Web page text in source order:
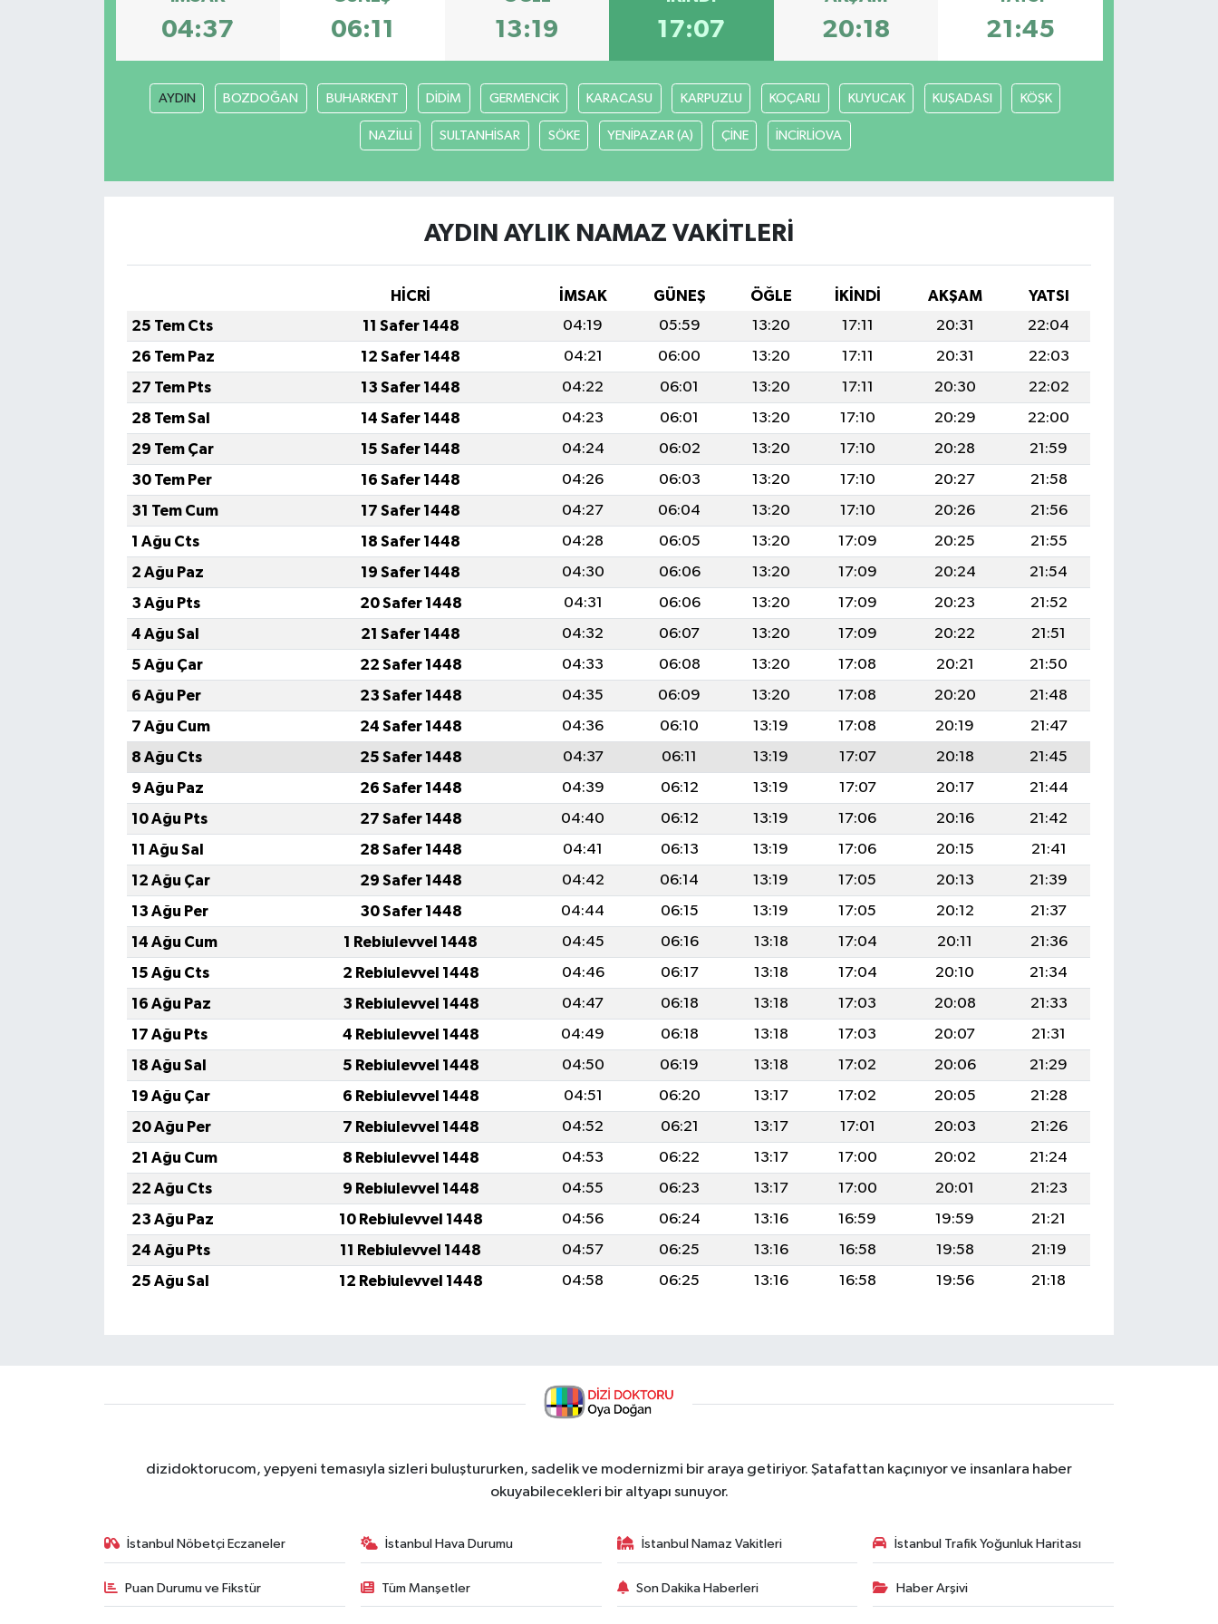
04:37 06:11 13:19 17:07 20:18 21:45
AYDIN BOZDOĞAN BUHARKENT DİDİM GERMENCİK KARACASU KARPUZLU KOÇARLI KUYUCAK KUŞADASI KÖŞK
NAZİLLİ SULTANHİSAR SÖKE YENİPAZAR (A) ÇİNE İNCİRLİOVA
AYDIN AYLIK NAMAZ VAKITLERI
HİCRİ İMSAK GÜNEŞ ÖĞLE İKINDI AKŞAM
YATSI
25 Tem Cts
11 Safer 1448 04:19 05:59 13:20 17:11 20:31
22:04
26 Tem Paz
12 Safer 1448 04:21 06:00 13:20 17:11 20:31
22:03
27 Tem Pts
13 Safer 1448 04:22 06:01 13:20 17:11 20:30
22:02
28 Tem Sal
14 Safer 1448 04:23 06:01 13:20 17:10 20:29
22:00
29 Tem Çar
15 Safer 1448 04:24 06:02 13:20 17:10 20:28
21:59
30 Tem Per
16 Safer 1448 04:26 06:03 13:20 17:10 20:27
21:58
31 Tem Cum
17 Safer 1448 04:27 06:04 13:20 17:10 20:26
21:56
1 Ağu Cts
18 Safer 1448 04:28 06:05 13:20 17:09 20:25
21:55
2 Ağu Paz
19 Safer 1448 04:30 06:06 13:20 17:09 20:24
21:54
3 Ağu Pts
20 Safer 1448 04:31 06:06 13:20 17:09 20:23
21:52
4 Ağu Sal
21 Safer 1448 04:32 06:07 13:20 17:09 20:22
21:51
5 Ağu Çar
22 Safer 1448 04:33 06:08 13:20 17:08 20:21
21:50
6 Ağu Per
23 Safer 1448 04:35 06:09 13:20 17:08 20:20
21:48
7 Ağu Cum
24 Safer 1448 04:36 06:10 13:19 17:08 20:19
21:47
8 Ağu Cts
25 Safer 1448 04:37 06:11 13:19 17:07 20:18
21:45
9 Ağu Paz
26 Safer 1448 04:39 06:12 13:19 17:07 20:17
21:44
10 Ağu Pts
27 Safer 1448 04:40 06:12 13:19 17:06 20:16
21:42
11 Ağu Sal
28 Safer 1448 04:41 06:13 13:19 17:06 20:15
21:41
12 Ağu Çar
29 Safer 1448 04:42 06:14 13:19 17:05 20:13
21:39
13 Ağu Per
30 Safer 1448 04:44 06:15 13:19 17:05 20:12
21:37
14 Ağu Cum
1 Rebiulevvel 1448 04:45 06:16 13:18 17:04 20:11
21:36
15 Ağu Cts
2 Rebiulevvel 1448 04:46 06:17 13:18 17:04 20:10
21:34
16 Ağu Paz
3 Rebiulevvel 1448 04:47 06:18 13:18 17:03 20:08
21:33
17 Ağu Pts
4 Rebiulevvel 1448 04:49 06:18 13:18 17:03 20:07
21:31
18 Ağu Sal
5 Rebiulevvel 1448 04:50 06:19 13:18 17:02 20:06
21:29
19 Ağu Çar
6 Rebiulevvel 1448 04:51 06:20 13:17 17:02 20:05
21:28
20 Ağu Per
7 Rebiulevvel 1448 04:52 06:21 13:17 17:01 20:03
21:26
21 Ağu Cum
8 Rebiulevvel 1448 04:53 06:22 13:17 17:00 20:02
21:24
22 Ağu Cts
9 Rebiulevvel 1448 04:55 06:23 13:17 17:00 20:01
21:23
23 Ağu Paz
10 Rebiulevvel 1448 04:56 06:24 13:16 16:59 19:59
21:21
24 Ağu Pts
11 Rebiulevvel 1448 04:57 06:25 13:16 16:58 19:58
21:19
25 Ağu Sal
12 Rebiulevvel 1448 04:58 06:25 13:16 16:58 19:56 21:18
dizidoktorucom, yepyeni temasıyla sizleri buluştururken, sadelik ve modernizmi bir araya getiriyor. Şatafattan kaçınıyor ve insanlara haber
okuyabilecekleri bir altyapı sunuyor.
İstanbul Nöbetçi Eczaneler İstanbul Hava Durumu İstanbul Namaz Vakitleri İstanbul Trafik Yoğunluk Haritası
Puan Durumu ve Fikstür Tüm Manşetler Son Dakika Haberleri Haber Arşivi